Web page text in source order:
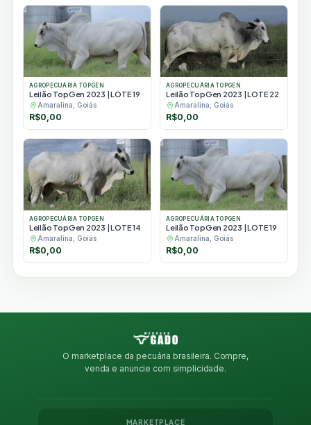
AGROPECUÁRIA TOPGEN
Leilão TopGen 2023 | LOTE 19
Amaralina, Goiás
R$0,00
AGROPECUÁRIA TOPGEN
Leilão TopGen 2023 | LOTE 22
Amaralina, Goiás
R$0,00
AGROPECUÁRIA TOPGEN
Leilão TopGen 2023 | LOTE 14
Amaralina, Goiás
R$0,00
AGROPECUÁRIA TOPGEN
Leilão TopGen 2023 | LOTE 19
Amaralina, Goiás
R$0,00
O marketplace da pecuária brasileira. Compre,
venda e anuncie com simplicidade.
MARKETPLACE